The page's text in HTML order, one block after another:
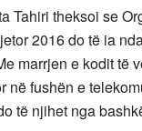
Tahiri theksoi se
2016 do të ia
marrjen e kodit të
në fushën e
të njihet nga